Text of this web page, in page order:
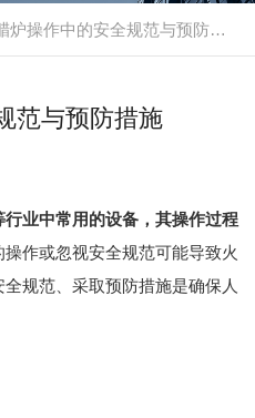
炉操作中的安全规范与预防措施
范与预防措施
业中常用的设备，其操作过程
操作或忽视安全规范可能导致火
规范、采取预防措施是确保人